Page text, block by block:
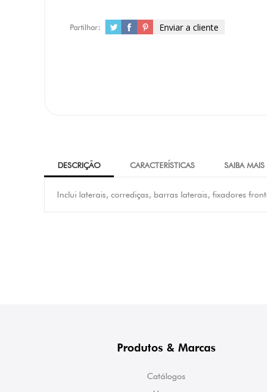
Partilhar: Enviar a cliente
DESCRIÇÃO CARACTERÍSTICAS SAIBA MAIS
Inclui laterais, corrediças, barras laterais, fixadores
Produtos & Marcas
Catálogos